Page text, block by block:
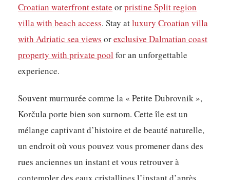
Croatian waterfront estate orpristine Split region
villa with beach access. Stay atluxury Croatian villa
with Adriatic sea views orexclusive Dalmatian coast
property with private pool for an unforgettable
experience.
Souvent murmurée comme la « Petite Dubrovnik »,
Korčula porte bien son surnom. Cette île est un
mélange captivant d’histoire et de beauté naturelle,
un endroit où vous pouvez vous promener dans des
rues anciennes un instant et vous retrouver à
contempler des eaux cristallines l’instant d’après.